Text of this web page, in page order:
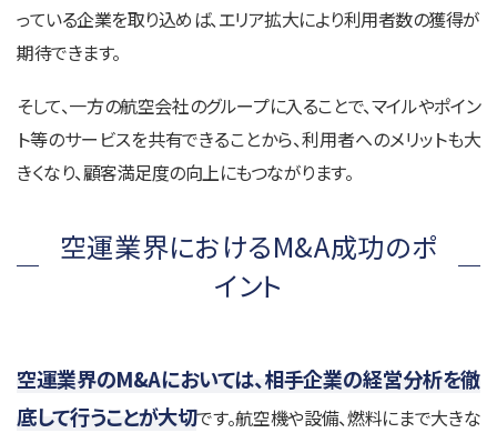
っている企業を取り込めば、エリア拡大により利用者数の獲得が
期待できます。
そして、一方の航空会社のグループに入ることで、マイルやポイン
ト等のサービスを共有できることから、利用者へのメリットも大
きくなり、顧客満足度の向上にもつながります。
空運業界におけるM&A成功のポ
イント
空運業界のM&Aにおいては、相手企業の経営分析を徹
底して行うことが大切です。航空機や設備、燃料にまで大きな